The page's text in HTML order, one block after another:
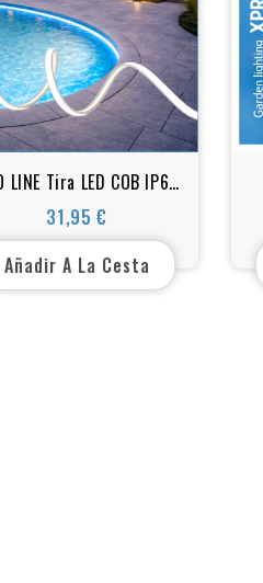
LINE Tira LED COB IP68
para Piscina – 14×6
– 24V – 18W/m – A
medida o en rollo
31,95 €
Precio
Añadir A La Cesta